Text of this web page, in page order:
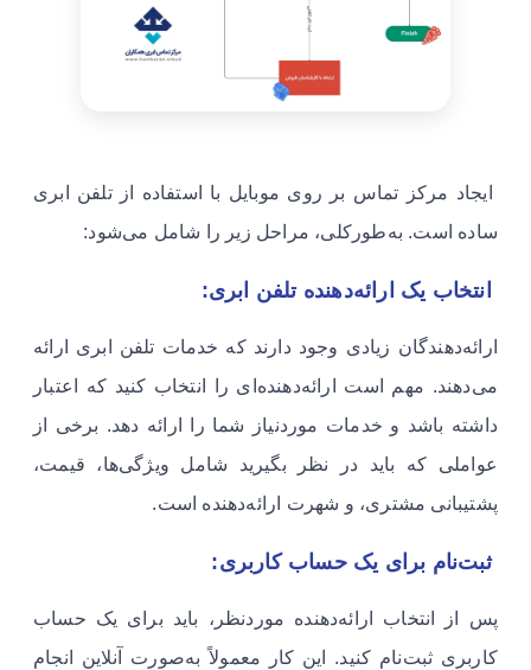
ایجاد مرکز تماس بر روی موبایل با استفاده از تلفن ابری
ساده است. به‌طورکلی، مراحل زیر را شامل می‌شود:
انتخاب یک ارائه‌دهنده تلفن ابری:
ارائه‌دهندگان زیادی وجود دارند که خدمات تلفن ابری ارائه
می‌دهند. مهم است ارائه‌دهنده‌ای را انتخاب کنید که اعتبار
داشته باشد و خدمات موردنیاز شما را ارائه دهد. برخی از
عواملی که باید در نظر بگیرید شامل ویژگی‌ها، قیمت،
پشتیبانی مشتری، و شهرت ارائه‌دهنده است.
ثبت‌نام برای یک حساب کاربری:
پس از انتخاب ارائه‌دهنده موردنظر، باید برای یک حساب
کاربری ثبت‌نام کنید. این کار معمولاً به‌صورت آنلاین انجام